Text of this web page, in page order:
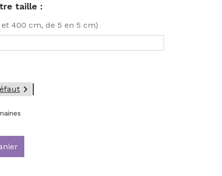
taille :
et 400 cm, de 5 en 5 cm)
